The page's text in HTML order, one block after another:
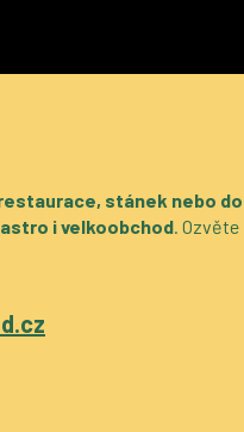
stánek nebo do
i velkoobchod. Ozvěte